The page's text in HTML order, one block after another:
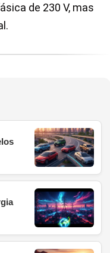
de 230 V, mas